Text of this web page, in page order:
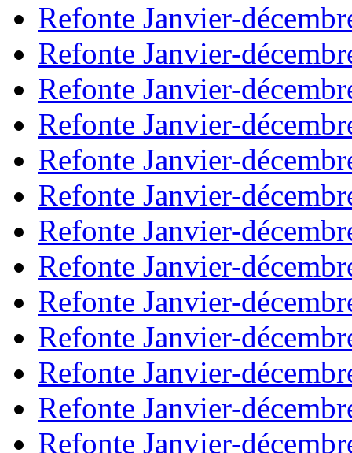
Refonte Janvier-
Refonte Janvier-
Refonte Janvier-
Refonte Janvier-
Refonte Janvier-
Refonte Janvier-
Refonte Janvier-
Refonte Janvier-
Refonte Janvier-
Refonte Janvier-
Refonte Janvier-
Refonte Janvier-
Refonte Janvier-